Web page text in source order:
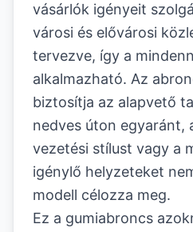
vásárlók igényeit
városi és elővárosi
tervezve, így a
alkalmazható. Az
biztosítja az alapvető
nedves úton egyaránt,
vezetési stílust vagy a
igénylő helyzeteket
modell célozza meg.
Ez a gumiabroncs